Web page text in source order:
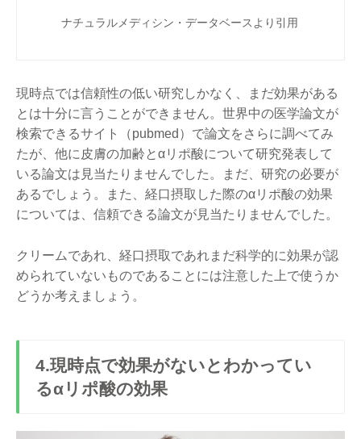
ナチュラルメディシン・データベースより引用
現時点では信頼性の低い研究しかなく、まだ効果がある
とは十分に言うことができません。世界中の医学論文が
検索できるサイト（pubmed）で論文をさらに調べてみ
たが、他に皮膚の加齢とαリポ酸について研究発表して
いる論文は見当たりませんでした。まだ、研究の必要が
あるでしょう。また、経口摂取した際のαリポ酸の効果
については、信頼できる論文が見当たりませんでした。
クリームであれ、経口摂取であれまだ科学的に効果が認
められていないものであることには注意した上で使うか
どうか考えましょう。
4.現時点で効果がないとわかってい
るαリポ酸の効果